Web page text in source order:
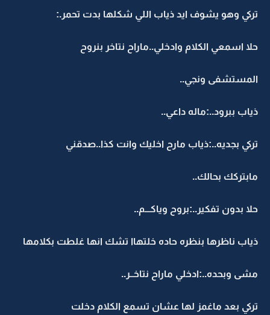
تركي وهو يشوف ايد ذياب اللي شكلها بدت تحمر.:
حلا اسمعي الكلام وادخلي..ماراح نتاخر بنروح
المستشفى ونجي..
ذياب ببرود..:ماله داعي..
تركي بجديه..:ذياب مارح اخليك وانت كذا..صدقني
مابتركك بحالك..
حلا بدون تفكير..:بروح وياكـــم..
ذياب ناظرها بنظره حاده خلتهاا تشك انها غلطت بكلامها
مشى وبحده..:ادخلي ماراح نتاخــر..
تركي بعد ماغمز لها عشان تسمع الكلام دخلت